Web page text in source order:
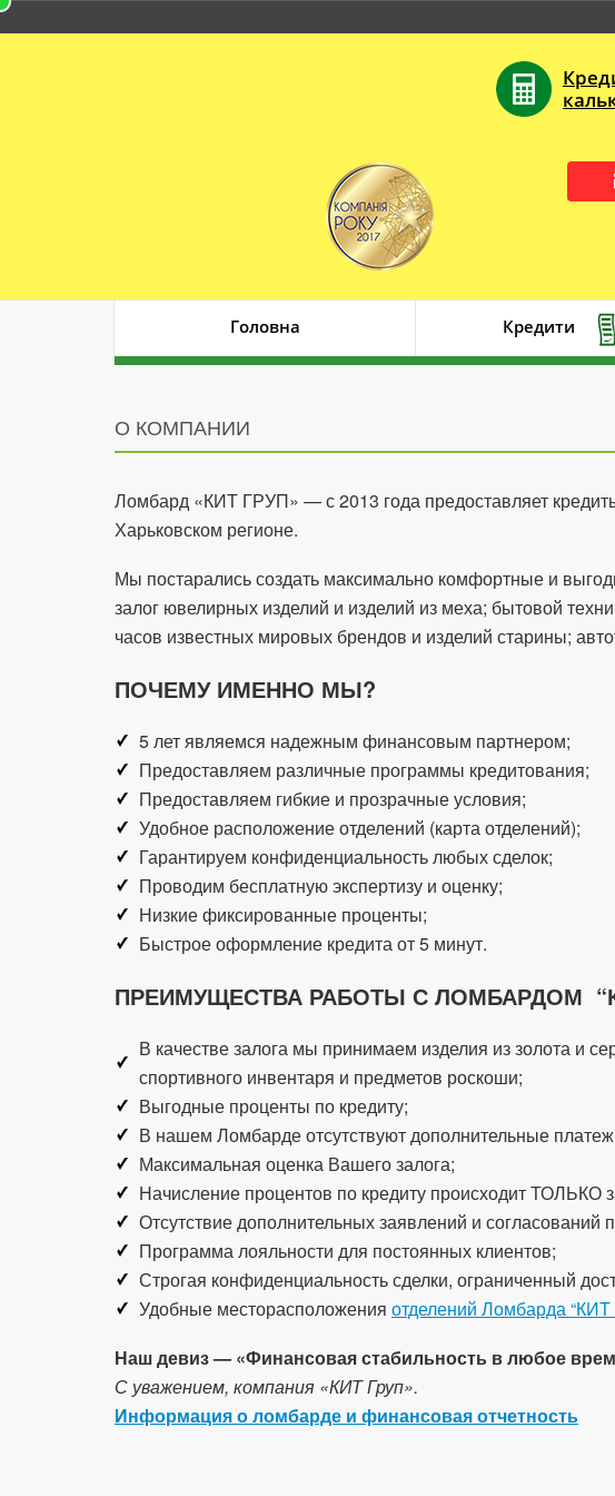
Головна Кредити
О КОМПАНИИ
Ломбард «КИТ ГРУП» — с 2013 года предоставляет
Харьковском регионе.
Мы постарались создать максимально комфортные и
залог ювелирных изделий и изделий из меха; бытовой
часов известных мировых брендов и изделий старины;
ПОЧЕМУ ИМЕННО МЫ?
5 лет являемся надежным финансовым партнером;
Предоставляем различные программы кредитования;
Предоставляем гибкие и прозрачные условия;
Удобное расположение отделений (карта отделений);
Гарантируем конфиденциальность любых сделок;
Проводим бесплатную экспертизу и оценку;
Низкие фиксированные проценты;
Быстрое оформление кредита от 5 минут.
ПРЕИМУЩЕСТВА РАБОТЫ С ЛОМБАРДОМ
В качестве залога мы принимаем изделия из золота и
спортивного инвентаря и предметов роскоши;
Выгодные проценты по кредиту;
В нашем Ломбарде отсутствуют дополнительные
Максимальная оценка Вашего залога;
Начисление процентов по кредиту происходит ТОЛЬКО
Отсутствие дополнительных заявлений и
Программа лояльности для постоянных клиентов;
Строгая конфиденциальность сделки, ограниченный
Удобные месторасположения отделений Ломбарда
Наш девиз — «Финансовая стабильность в любое
С уважением, компания «КИТ Груп».
Информация о ломбарде и финансовая отчетность